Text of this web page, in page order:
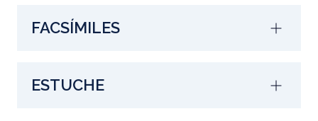
FACSÍMILES
ESTUCHE